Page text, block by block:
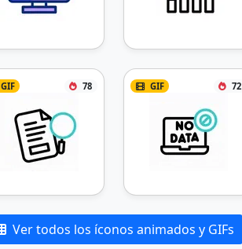
GIF 78 GIF 72
Ver todos los íconos animados y GIFs